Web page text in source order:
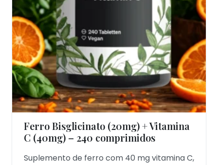
Ver Produto
Ferro Bisglicinato (20mg) + Vitamina
C (40mg) – 240 comprimidos
Suplemento de ferro com 40 mg vitamina C,